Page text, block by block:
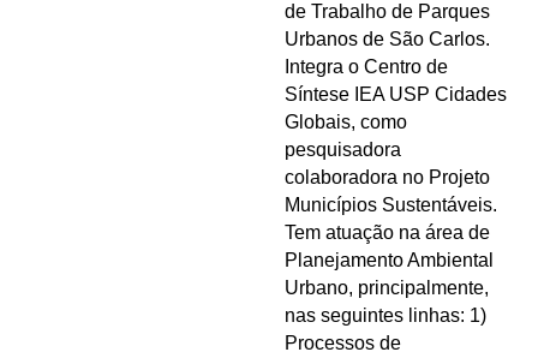
de Trabalho de Parques
Urbanos de São Carlos.
Integra o Centro de
Síntese IEA USP Cidades
Globais, como
pesquisadora
colaboradora no Projeto
Municípios Sustentáveis.
Tem atuação na área de
Planejamento Ambiental
Urbano, principalmente,
nas seguintes linhas: 1)
Processos de